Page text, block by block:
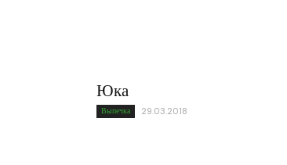
Юка
Выпечка 29.03.2018